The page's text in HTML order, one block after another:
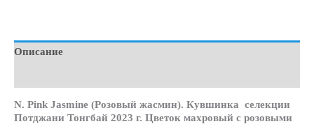
Описание
N. Pink Jasmine (Розовый жасмин). Кувшинка селекции
Потджани Тонгбай 2023 г. Цветок махровый с розовыми